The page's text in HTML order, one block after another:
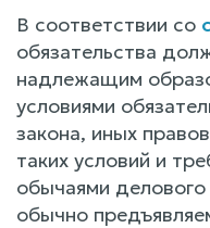
В соответствии со
обязательства
надлежащим
условиями
закона, иных
таких условий и
обычаями
обычно